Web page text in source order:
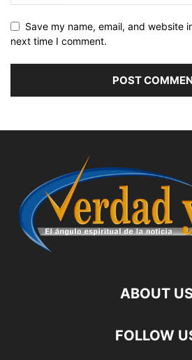
Save my name, email, and website
next time I comment.
ABOUT
FOLLOW